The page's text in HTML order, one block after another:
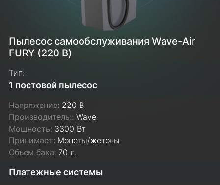
Пылесос самообслуживания Wave-Air
FURY (220 В)
Тип:
1 постовой пылесос
Напряжение: 220 В
Производитель::Wave
Мощность: 3300 Вт
Принимает: Монеты/жетоны
Объем бака: 70 л.
Платежные системы